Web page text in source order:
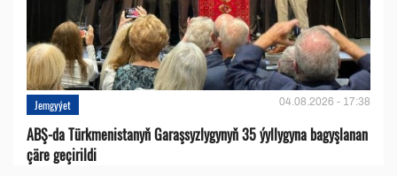
Jemgyýet 04.08.2026 - 17:38
ABŞ-da Türkmenistanyň Garaşsyzlygynyň 35 ýyllygyna bagyşlanan
çäre geçirildi